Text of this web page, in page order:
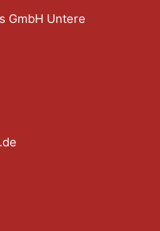
GmbH Untere